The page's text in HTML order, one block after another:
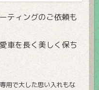
ティングのご依頼も
車を長く美しく保ち
用で大した思い入れもな